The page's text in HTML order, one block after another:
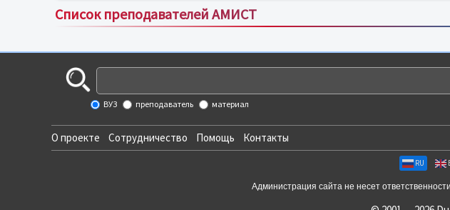
Список преподавателей АМИСТ
ВУЗ преподаватель материал
О проекте Сотрудничество Помощь Контакты
RU
Администрация сайта не несет